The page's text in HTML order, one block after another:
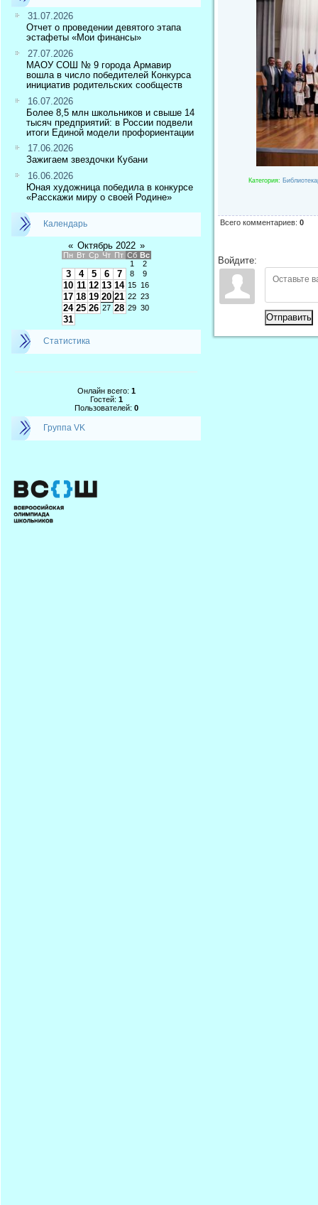
31.07.2026
Отчет о проведении девятого этапа
эстафеты «Мои финансы»
27.07.2026
МАОУ СОШ № 9 города Армавир
вошла в число победителей Конкурса
инициатив родительских сообществ
16.07.2026
Более 8,5 млн школьников и свыше 14
тысяч предприятий: в России подвели
итоги Единой модели профориентации
17.06.2026
Зажигаем звездочки Кубани
16.06.2026
Юная художница победила в конкурсе
«Расскажи миру о своей Родине»
Календарь
« Октябрь 2022 »
Пн Вт Ср Чт Пт Сб Вс
1
2
3 4 5 6 7 8 9
10 11 12 13 14 15 16
17 18 19 20 21 22 23
24 25 26 27 28 29 30
31
Статистика
Онлайн всего: 1
Гостей: 1
Пользователей: 0
Группа VK
Категория:
Всего комментариев: 0
Войдите:
Отправить